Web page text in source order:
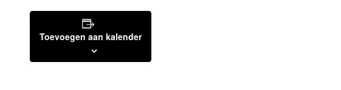
Toevoegen aan kalender